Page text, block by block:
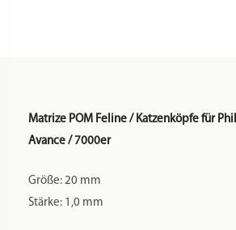
Matrize POM Feline / Katzenköpfe für
Avance / 7000er
Größe: 20 mm
Stärke: 1,0 mm